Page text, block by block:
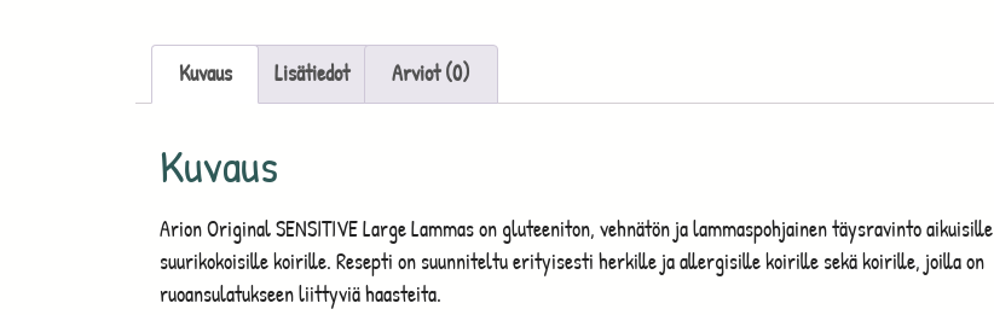
Kuvaus Lisätiedot Arviot (0)
Kuvaus
Arion Original SENSITIVE Large Lammas on gluteeniton, vehnätön ja lammaspohjainen täysravinto aikuisille
suurikokoisille koirille. Resepti on suunniteltu erityisesti herkille ja allergisille koirille sekä koirille, joilla on
ruoansulatukseen liittyviä haasteita.